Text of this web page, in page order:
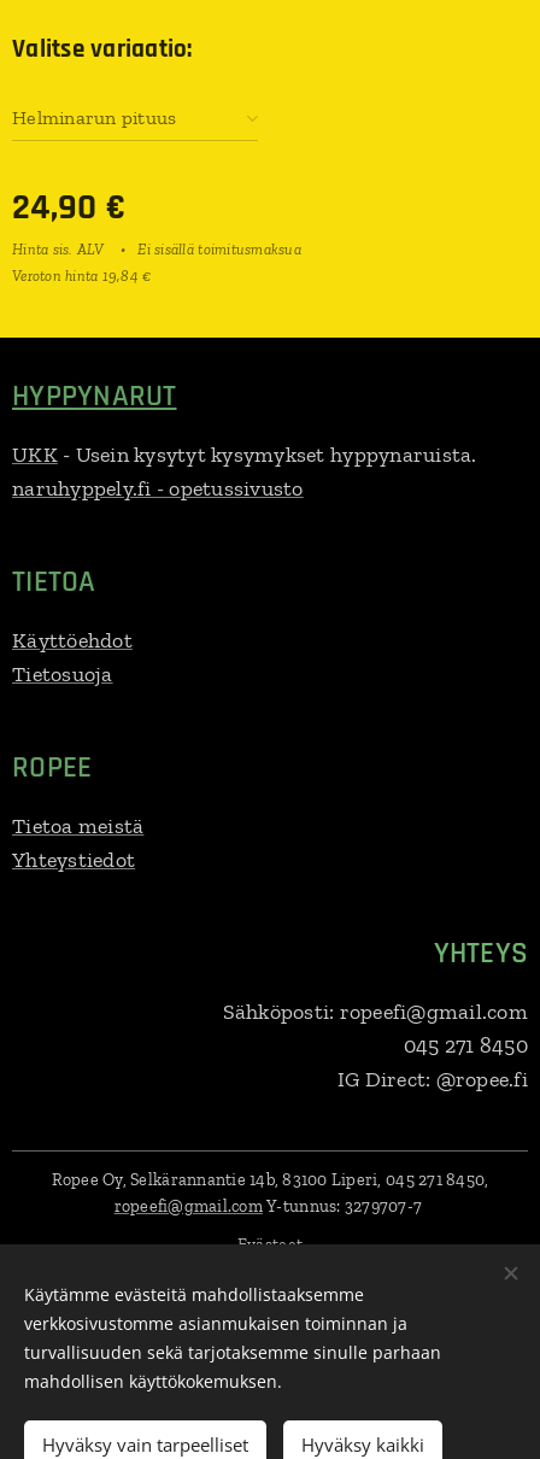
Valitse variaatio:
Helminarun pituus
24,90 €
Hinta sis. ALV
Ei sisällä toimitusmaksua
Veroton hinta 19,84 €
Lisää ostoskoriin
HYPPYNARUT
UKK- Usein kysytyt kysymykset hyppynaruista.
naruhyppely.fi - opetussivusto
TIETOA
Käyttöehdot
Tietosuoja
ROPEE
Tietoa meistä
Yhteystiedot
YHTEYS
Sähköposti: ropeefi@gmail.com
045 271 8450
IG Direct: @ropee.fi
Ropee Oy, Selkärannantie 14b, 83100 Liperi, 045 271 8450,
ropeefi@gmail.comY-tunnus: 3279707-7
Evästeet
Kielet
Suomi
English Svenska Eesti keel Deutsch
Lietuvių kalba
Polski Latviešu Valoda
Käytämme evästeitä mahdollistaaksemme
verkkosivustomme asianmukaisen toiminnan ja
turvallisuuden sekä tarjotaksemme sinulle parhaan
mahdollisen käyttökokemuksen.
Hyväksy vain tarpeelliset Hyväksy kaikki